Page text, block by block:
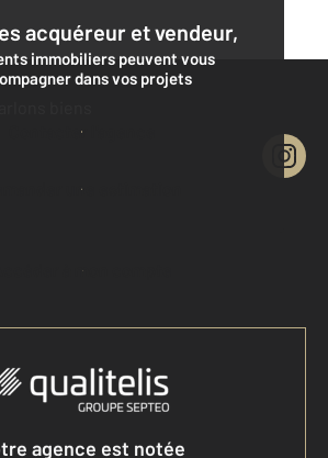
acquéreur et vendeur,
immobiliers peuvent vous
dans vos projets
Contacter l'agence
Demander une estimation
biens
Accéder à mon compte
agence est notée